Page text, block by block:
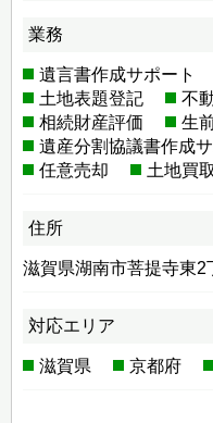
業務
遺言書作成サポート
土地表題登記
不
相続財産評価
生
遺産分割協議書作成
任意売却
土地買
住所
滋賀県湖南市菩提寺東2
対応エリア
滋賀県 京都府